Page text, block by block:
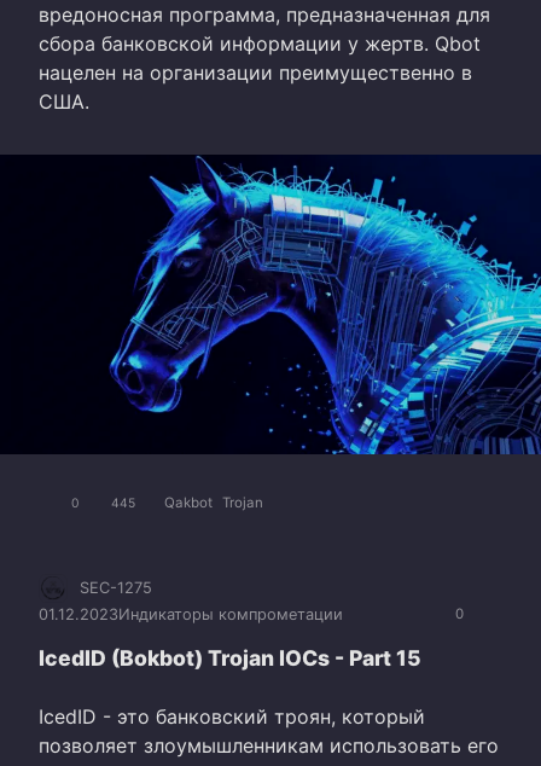
вредоносная программа, предназначенная для
сбора банковской информации у жертв. Qbot
нацелен на организации преимущественно в
США.
0 445 Qakbot Trojan
0
SEC-1275
01.12.2023Индикаторы компрометации
IcedID (Bokbot) Trojan IOCs - Part 15
IcedID - это банковский троян, который
позволяет злоумышленникам использовать его